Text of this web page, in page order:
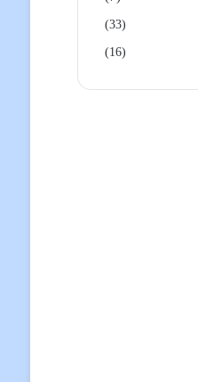
(33)
(16)